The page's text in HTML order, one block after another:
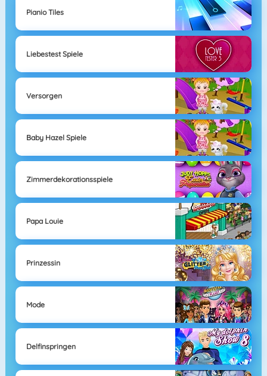
Pianio Tiles
Liebestest Spiele
Versorgen
Baby Hazel Spiele
Zimmerdekorationsspiele
Papa Louie
Prinzessin
Mode
Delfinspringen